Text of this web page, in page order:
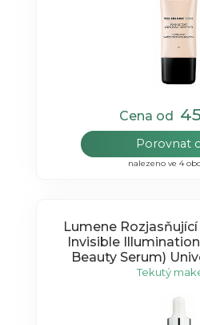
Cena od
Porovnat
nalezeno ve 4
Lumene
Invisible
Beauty Serum)
30ml
Tekutý